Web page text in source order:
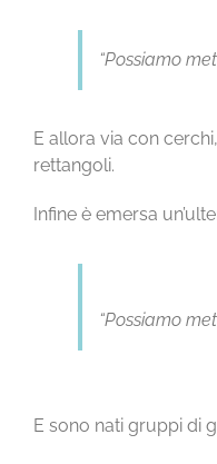
“Possiamo
E allora via con
rettangoli.
Infine è emersa
“Possiamo
E sono nati gruppi di